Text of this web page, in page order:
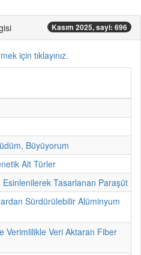
Kasım 2025, sayi: 696
için tıklayınız.
Büyüyorum
Alt Türler
Tasarlanan Paraşüt
Sürdürülebilir Alüminyum
Verimlilikle Veri Aktaran Fiber